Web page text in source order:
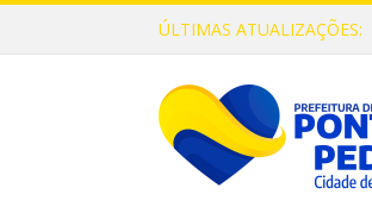
ÚLTIMAS ATUALIZAÇÕES: